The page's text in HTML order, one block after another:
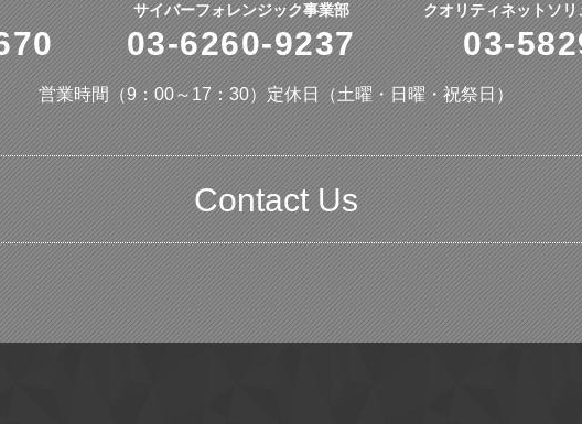
サイバーフォレンジック事業部
03-6260-9237
クオリティネットソ
03-
営業時間（9：00～17：30）定休日（土曜・日曜・祝祭日）
Contact Us